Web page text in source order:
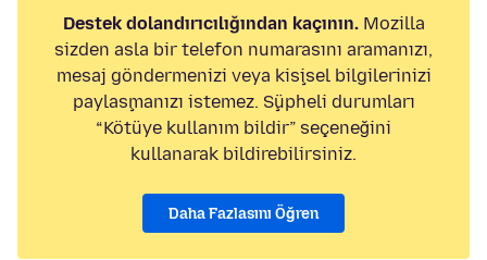
Destek dolandırıcılığından kaçının.Mozilla
sizden asla bir telefon numarasını aramanızı,
mesaj göndermenizi veya kişisel bilgilerinizi
paylaşmanızı istemez. Şüpheli durumları
“Kötüye kullanım bildir” seçeneğini
kullanarak bildirebilirsiniz.
Daha Fazlasını Öğren